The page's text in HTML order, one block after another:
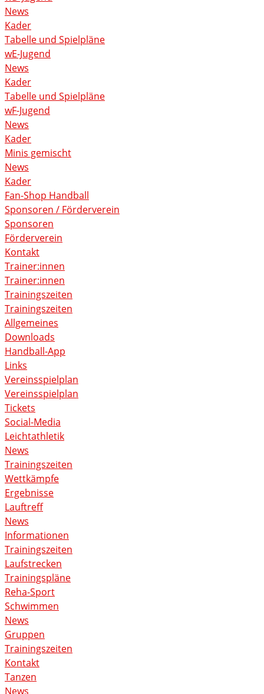
News
Kader
Tabelle und Spielpläne
wE-Jugend
News
Kader
Tabelle und Spielpläne
wF-Jugend
News
Kader
Minis gemischt
News
Kader
Fan-Shop Handball
Sponsoren / Förderverein
Sponsoren
Förderverein
Kontakt
Trainer:innen
Trainer:innen
Trainingszeiten
Trainingszeiten
Allgemeines
Downloads
Handball-App
Links
Vereinsspielplan
Vereinsspielplan
Tickets
Social-Media
Leichtathletik
News
Trainingszeiten
Wettkämpfe
Ergebnisse
Lauftreff
News
Informationen
Trainingszeiten
Laufstrecken
Trainingspläne
Reha-Sport
Schwimmen
News
Gruppen
Trainingszeiten
Kontakt
Tanzen
News